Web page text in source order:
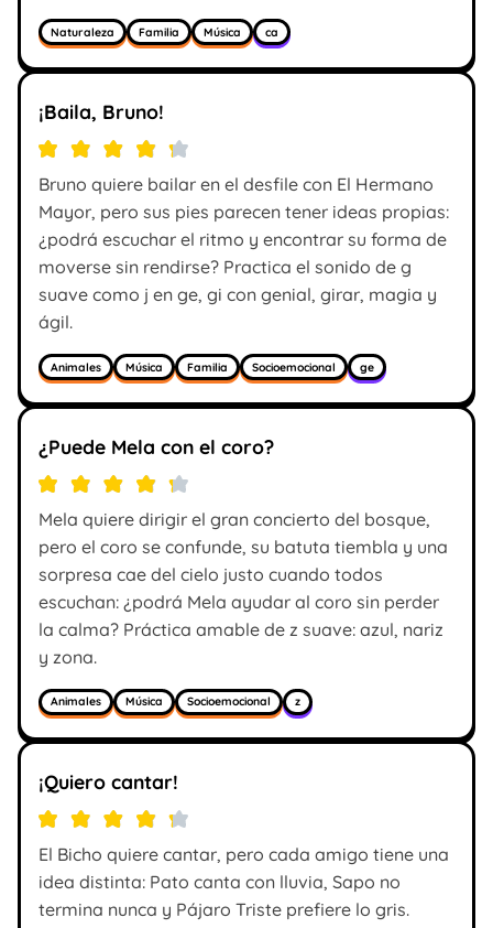
Naturaleza Familia Música ca
¡Baila, Bruno!
Bruno quiere bailar en el desfile con El Hermano
Mayor, pero sus pies parecen tener ideas propias:
¿podrá escuchar el ritmo y encontrar su forma de
moverse sin rendirse? Practica el sonido de g
suave como j en ge, gi con genial, girar, magia y
ágil.
Animales Música Familia Socioemocional ge
¿Puede Mela con el coro?
Mela quiere dirigir el gran concierto del bosque,
pero el coro se confunde, su batuta tiembla y una
sorpresa cae del cielo justo cuando todos
escuchan: ¿podrá Mela ayudar al coro sin perder
la calma? Práctica amable de z suave: azul, nariz
y zona.
Animales Música Socioemocional z
¡Quiero cantar!
El Bicho quiere cantar, pero cada amigo tiene una
idea distinta: Pato canta con lluvia, Sapo no
termina nunca y Pájaro Triste prefiere lo gris.